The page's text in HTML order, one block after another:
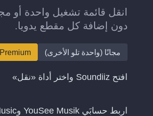
دون إضافة كل مقطع يدويا.
مجانًا (واحدة تلو الأخرى) Premium (متعدد في وقت واحد)
افتح Soundiiz واختر أداة «نقل»
اربط حسابَي YouSee Musik وApple Music لديك